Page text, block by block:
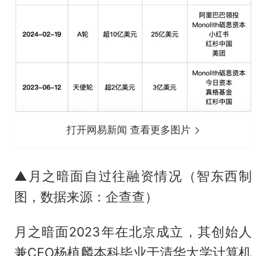
打开网易新闻 查看更多图片
▲月之暗面自过往融资情况（智东西制
图，数据来源：企查查）
月之暗面2023年在北京成立，其创始人
兼CEO杨植麟本科毕业于清华大学计算机